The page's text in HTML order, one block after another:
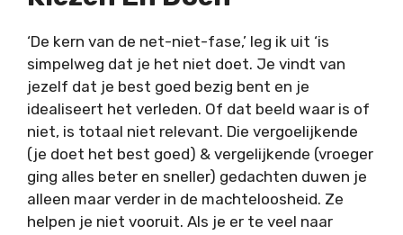
‘De kern van de net-niet-fase,’ leg ik uit ‘is
simpelweg dat je het niet doet. Je vindt van
jezelf dat je best goed bezig bent en je
idealiseert het verleden. Of dat beeld waar is of
niet, is totaal niet relevant. Die vergoelijkende
(je doet het best goed) & vergelijkende (vroeger
ging alles beter en sneller) gedachten duwen je
alleen maar verder in de machteloosheid. Ze
helpen je niet vooruit. Als je er te veel naar